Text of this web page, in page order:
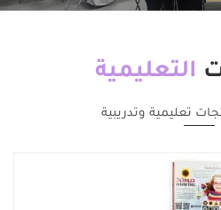
التعليمية
تعليمية وتدريبية